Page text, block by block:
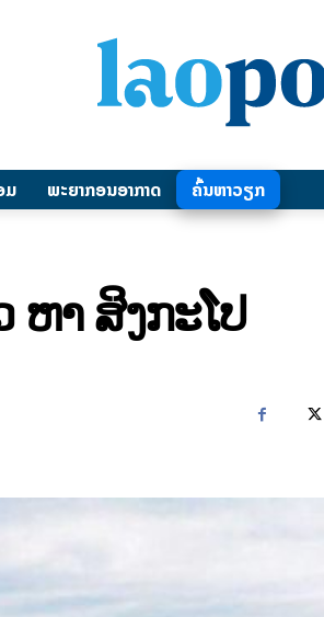
ມ ພະຍາກອນອາກາດ ຄົ້ນຫາວຽກ
ຫາ ສິງກະໂປ